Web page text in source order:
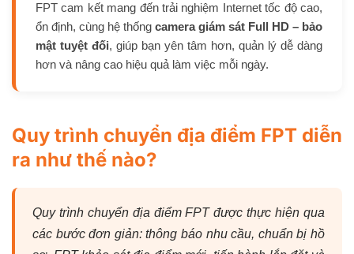
FPT cam kết mang đến trải nghiệm Internet tốc độ cao,
ổn định, cùng hệ thống camera giám sát Full HD – bảo
mật tuyệt đối, giúp bạn yên tâm hơn, quản lý dễ dàng
hơn và nâng cao hiệu quả làm việc mỗi ngày.
Quy trình chuyển địa điểm FPT diễn
ra như thế nào?
Quy trình chuyển địa điểm FPT được thực hiện qua
các bước đơn giản: thông báo nhu cầu, chuẩn bị hồ